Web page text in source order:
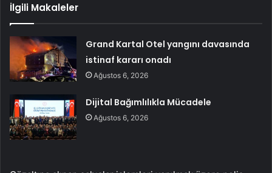
İlgili Makaleler
Grand Kartal Otel yangını davasında
istinaf kararı onadı
Ağustos 6, 2026
Dijital Bağımlılıkla Mücadele
Ağustos 6, 2026